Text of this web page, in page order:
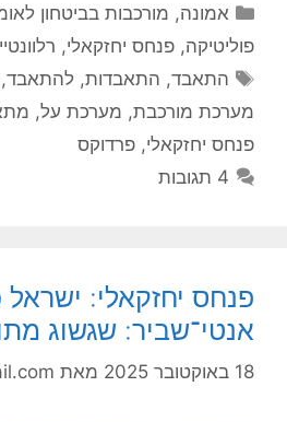
קטגוריות
אמונה, מורכבות בביטחון
פוליטיקה, פנחס יחזקאלי,
תגיות
התאבד, התאבדות, להתאבד,
מערכת מורכבת, מערכת על,
פנחס יחזקאלי, פרדוקס
4 תגובות
פנחס יחזקאלי: ישראל
אנטי־שביר: שגשוג
18 באוקטובר 2025 מאת